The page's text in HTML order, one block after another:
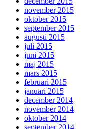
november 2015
oktober 2015
september 2015
augusti 2015
juli 2015
juni 2015
maj 2015
mars 2015
februari 2015
januari 2015
december 2014
november 2014
oktober 2014